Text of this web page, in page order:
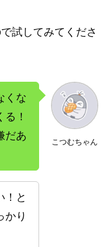
試してみてくださ
こつむちゃん
くな
！
だあ
！と
かり